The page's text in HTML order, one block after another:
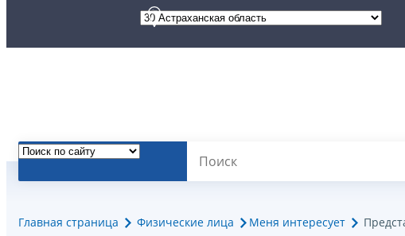
Главная страница Физические лица Меня интересует